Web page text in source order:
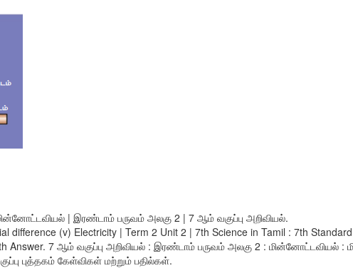
| இரண்டாம் பருவம் அலகு 2 | 7 ஆம் வகுப்பு அறிவியல்.
difference (v) Electricity | Term 2 Unit 2 | 7th Science in Tamil : 7th
Answer. 7 ஆம் வகுப்பு அறிவியல் : இரண்டாம் பருவம் அலகு 2 : மின்னோட்டவியல்
புத்தகம் கேள்விகள் மற்றும் பதில்கள்.